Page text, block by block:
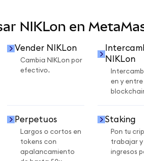
NIKLon en
Vender NIKLon
Cambia NIKLon por
efectivo.
NIKLon
en y entre
Perpetuos
Largos o cortos en
tokens con
apalancamiento
Staking
Pon tu
trabajar y
ingresos